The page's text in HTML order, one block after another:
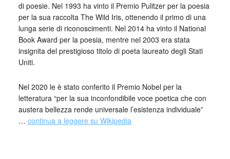
di poesie. Nel 1993 ha vinto il Premio Pulitzer per la poesia
per la sua raccolta The Wild Iris, ottenendo il primo di una
lunga serie di riconoscimenti. Nel 2014 ha vinto il National
Book Award per la poesia, mentre nel 2003 era stata
insignita del prestigioso titolo di poeta laureato degli Stati
Uniti.
Nel 2020 le è stato conferito il Premio Nobel per la
letteratura “per la sua inconfondibile voce poetica che con
austera bellezza rende universale l’esistenza individuale”
… continua a leggere su Wikipedia